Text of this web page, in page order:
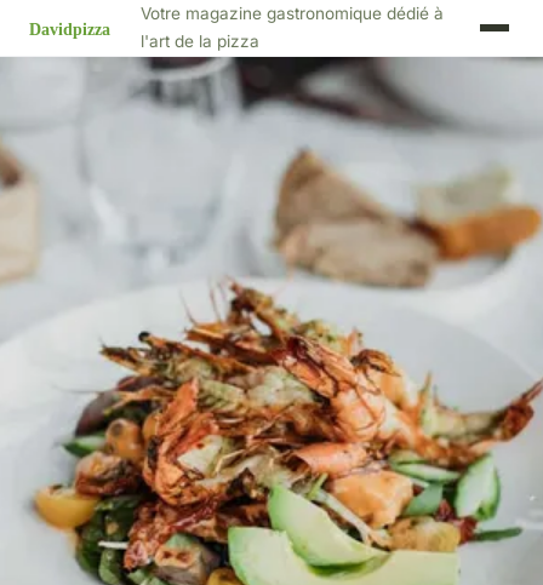
Votre magazine gastronomique dédié à
l'art de la pizza